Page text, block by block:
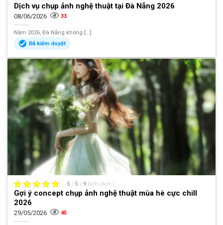
Dịch vụ chụp ảnh nghệ thuật tại Đà Nẵng 2026
08/06/2026 33
Năm 2026, Đà Nẵng không [...]
Đã kiểm duyệt
5 / 5 ( 9 bình chọn )
Gợi ý concept chụp ảnh nghệ thuật mùa hè cực chill
2026
29/05/2026 45